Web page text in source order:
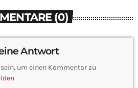
(0)
Antwort
um einen Kommentar zu